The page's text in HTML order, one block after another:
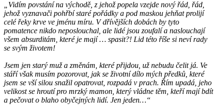
„Vidím povstání na východě, z jehož popela vzejde nový řád, řád,
jehož vyznavači pohřbí staré pořádky a pod maskou jehňat prolijí
celé řeky krve ve jménu míru. V dřívějších dobách by tyto
pomatence nikdo neposlouchal, ale lidé jsou zoufalí a naslouchají
všem absurditám, které je mají … spasit?! Lid této říše si neví rady
se svým životem!
Jsem jen starý muž a změnám, které přijdou, už nebudu čelit já. Ve
stáří však musím pozorovat, jak se životní dílo mých předků, které
jsem se vší silou snažil opatrovat, rozpadá v prach. Řím upadá, jeho
velikost se hroutí pro mrzký mamon, který vládne těm, kteří mají bdít
a pečovat o blaho obyčejných lidí. Jen jeden…“